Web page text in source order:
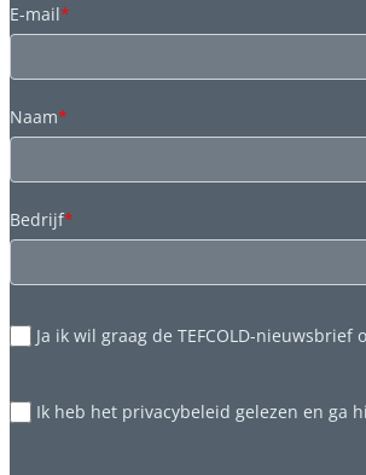
E-mail*
Naam*
Bedrijf*
Ja ik wil graag de TEFCOLD-nieuwsbrief
Ik heb het privacybeleid gelezen en ga